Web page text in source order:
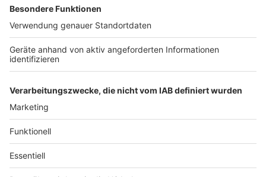
erwischt wird, hat mit einem Bußgeld von 150 Euro zu
rechnen. Bei der Schwerpunktkontrolle im August
wurden allein in Münster mehr als 300 Verstöße
festgestellt, in ganz NRW waren es 1.700. Noch für
dieses Jahr ist ein bundesweiter Kontrolltag geplant,
Anzeige